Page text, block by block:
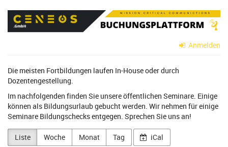
Zum
Haupt-
Inhalt
CENEOS
GmbH
Anmelden
Die meisten Fortbildungen laufen In-House oder durch
Dozentengestellung.
Im nachfolgenden finden Sie unsere öffentlichen Seminare. Einige
können als Bildungsurlaub gebucht werden. Wir nehmen für einige
Seminare Bildungschecks entgegen. Sprechen Sie uns an!
Liste Woche Monat Tag iCal